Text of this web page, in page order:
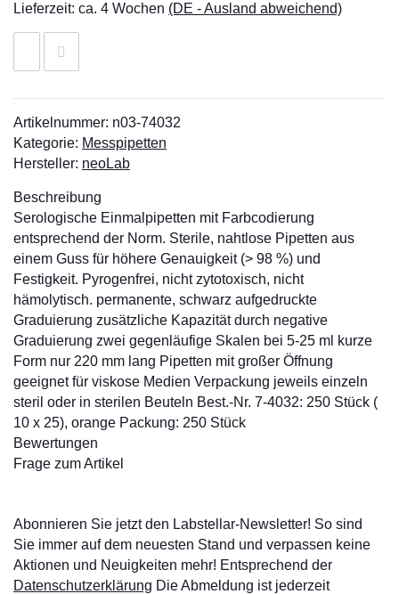
Lieferzeit: ca. 4 Wochen (DE - Ausland abweichend)
Artikelnummer: n03-74032
Kategorie: Messpipetten
Hersteller: neoLab
Beschreibung
Serologische Einmalpipetten mit Farbcodierung
entsprechend der Norm. Sterile, nahtlose Pipetten aus
einem Guss für höhere Genauigkeit (> 98 %) und
Festigkeit. Pyrogenfrei, nicht zytotoxisch, nicht
hämolytisch. permanente, schwarz aufgedruckte
Graduierung zusätzliche Kapazität durch negative
Graduierung zwei gegenläufige Skalen bei 5-25 ml kurze
Form nur 220 mm lang Pipetten mit großer Öffnung
geeignet für viskose Medien Verpackung jeweils einzeln
steril oder in sterilen Beuteln Best.-Nr. 7-4032: 250 Stück (
10 x 25), orange Packung: 250 Stück
Bewertungen
Frage zum Artikel
Abonnieren Sie jetzt den Labstellar-Newsletter! So sind
Sie immer auf dem neuesten Stand und verpassen keine
Aktionen und Neuigkeiten mehr! Entsprechend der
Datenschutzerklärung Die Abmeldung ist jederzeit